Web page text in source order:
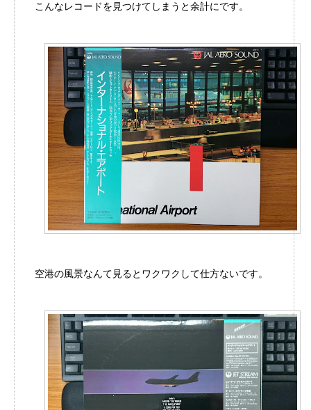
こんなレコードを見つけてしまうと余計にです。
空港の風景なんて見るとワクワクして仕方ないです。